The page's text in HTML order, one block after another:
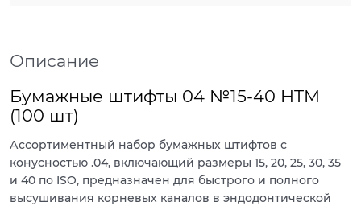
Описание
Бумажные штифты 04 №15-40 HTM
(100 шт)
Ассортиментный набор бумажных штифтов с
конусностью .04, включающий размеры 15, 20, 25, 30, 35
и 40 по ISO, предназначен для быстрого и полного
высушивания корневых каналов в эндодонтической